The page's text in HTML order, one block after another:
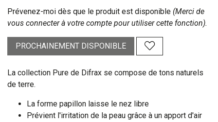
Prévenez-moi dès que le produit est disponible (Merci de
vous connecter à votre compte pour utiliser cette fonction).
PROCHAINEMENT DISPONIBLE
La collection Pure de Difrax se compose de tons naturels
de terre.
La forme papillon laisse le nez libre
Prévient l'irritation de la peau grâce à un apport d'air